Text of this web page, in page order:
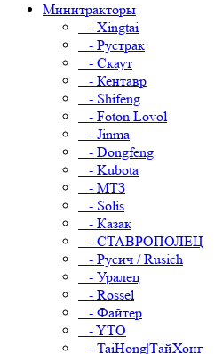
Минитракторы
- Xingtai
- Рустрак
- Скаут
- Кентавр
- Shifeng
- Foton Lovol
- Jinma
- Dongfeng
- Kubota
- МТЗ
- Solis
- Казак
- СТАВРОПОЛЕЦ
- Русич / Rusich
- Уралец
- Rossel
- Файтер
- YTO
- TaiHong|ТайХонг